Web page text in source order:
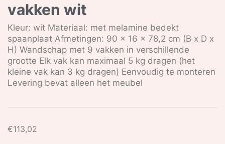
vakken wit
Kleur: wit Materiaal: met melamine bedekt
spaanplaat Afmetingen: 90 x 16 x 78,2 cm (B x D x
H) Wandschap met 9 vakken in verschillende
grootte Elk vak kan maximaal 5 kg dragen (het
kleine vak kan 3 kg dragen) Eenvoudig te monteren
Levering bevat alleen het meubel
€113,02